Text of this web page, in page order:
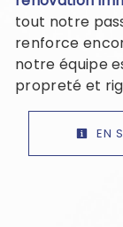
tout notre
renforce
notre équipe
propreté et
EN